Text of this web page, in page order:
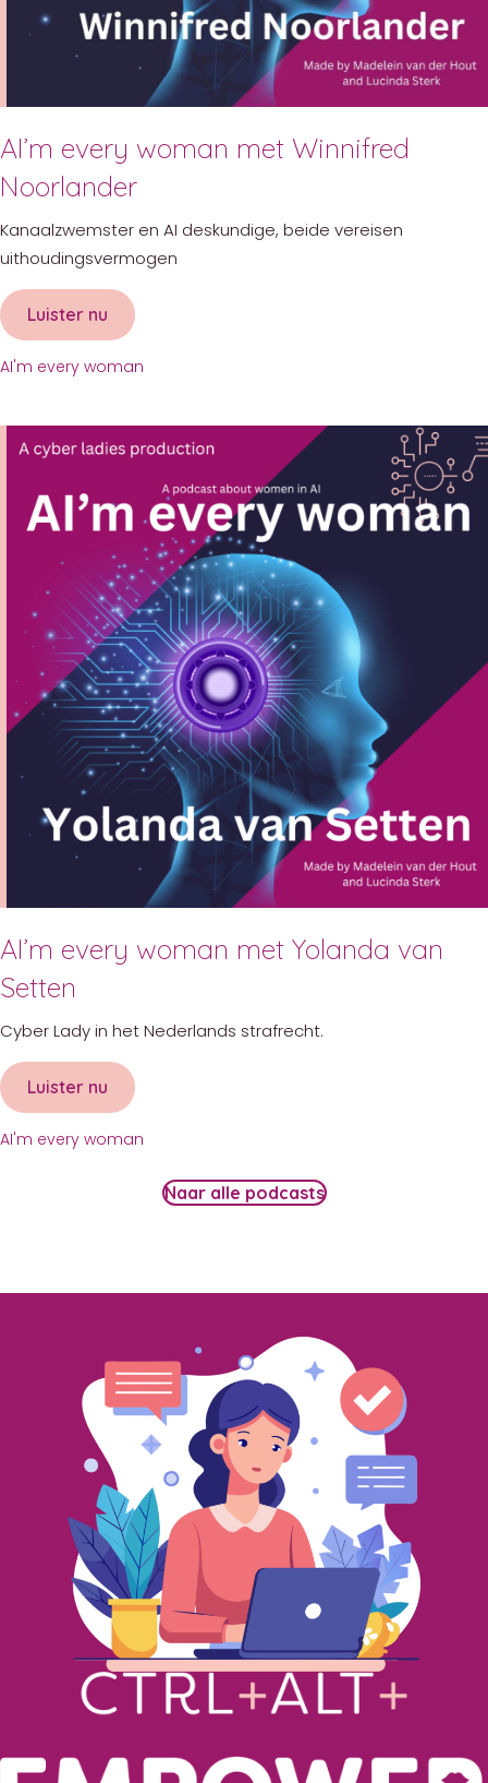
AI’m every woman met Winnifred
Noorlander
Kanaalzwemster en AI deskundige, beide vereisen
uithoudingsvermogen
Luister nu about AI’m every woman met Winnifred
AI'm every woman
AI’m every woman met Yolanda van
Setten
Cyber Lady in het Nederlands strafrecht.
Luister nu about AI’m every woman met Yolanda van
AI'm every woman
Naar alle podcasts